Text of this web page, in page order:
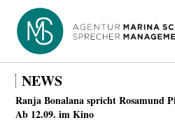
NEWS
Ranja Bonalana spricht Rosamund
Ab 12.09. im Kino